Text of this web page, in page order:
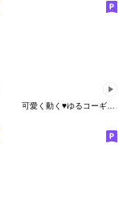
可愛く動く♥ゆるコーギーの日常スタンプ